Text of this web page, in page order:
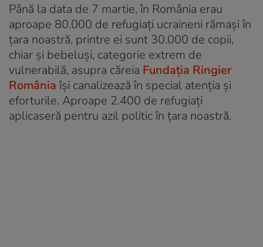
Până la data de 7 martie, în România erau
aproape 80.000 de refugiați ucraineni rămași în
țara noastră, printre ei sunt 30.000 de copii,
chiar și bebeluși, categorie extrem de
vulnerabilă, asupra căreia Fundația Ringier
Româniaîși canalizează în special atenția și
eforturile. Aproape 2.400 de refugiați
aplicaseră pentru azil politic în țara noastră.